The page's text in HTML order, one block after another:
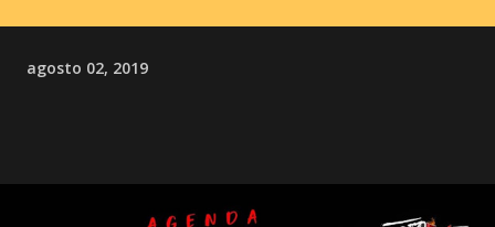
agosto 02, 2019